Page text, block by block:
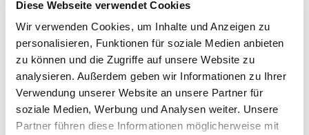
Diese Webseite verwendet Cookies
Wir verwenden Cookies, um Inhalte und Anzeigen zu
personalisieren, Funktionen für soziale Medien anbieten
zu können und die Zugriffe auf unsere Website zu
analysieren. Außerdem geben wir Informationen zu Ihrer
Verwendung unserer Website an unsere Partner für
soziale Medien, Werbung und Analysen weiter. Unsere
Partner führen diese Informationen möglicherweise mit
Sind die Cinnamate in den Formeln von Bariésun
Formeln von Uriage chemische Stoffe mit potenzieller
Wirkung auf das Hormonsystem?
Ist Sodium Laureth Sulfat und Sodium Lauryl Sulfat eine
und die gleiche Substanz?
Warum werden einige unserer Produkte in Spanien
hergestellt?